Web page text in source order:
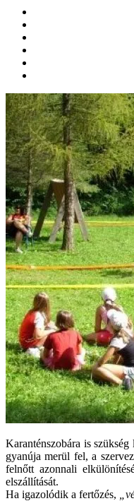
Karanténszobára is
gyanúja merül fel, a
felnőtt azonnali
elszállítását.
Ha igazolódik a fertőzés,